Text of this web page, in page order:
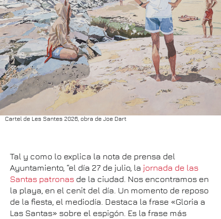
Cartel de Les Santes 2026, obra de Joe Dart
Tal y como lo explica la nota de prensa del
Ayuntamiento, “el día 27 de julio, la jornada de las
Santas patronas de la ciudad. Nos encontramos en
la playa, en el cenit del día. Un momento de reposo
de la fiesta, el mediodía. Destaca la frase «Gloria a
Las Santas» sobre el espigón. Es la frase más